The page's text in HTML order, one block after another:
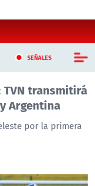
SEÑALES
TVN transmitirá
Argentina
por la primera